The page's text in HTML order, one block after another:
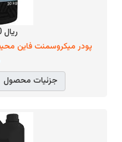
ریال 45,600,000
جزئیات محصول